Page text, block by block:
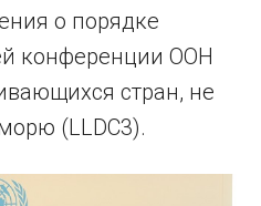
о порядке
конференции ООН
стран, не
(LLDC3).